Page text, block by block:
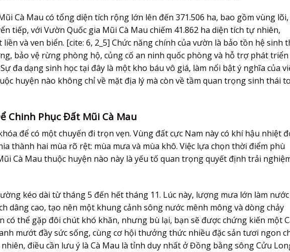
Cà Mau có tổng diện tích rộng lớn lên đến 371.506 ha, bao gồm vùng lõi,
tiếp, với Vườn Quốc gia Mũi Cà Mau chiếm 41.862 ha diện tích tự nhiên,
và ven biển. [cite: 6, 2_5] Chức năng chính của vườn là bảo tồn hệ sinh
bảo vệ rừng phòng hộ, củng cố an ninh quốc phòng và hỗ trợ phát triển
đa dạng sinh học tại đây là một kho báu vô giá, làm nổi bật ý nghĩa của
huyện nào không chỉ về mặt địa lý mà còn về tầm quan trọng sinh thái
Chinh Phục Đất Mũi Cà Mau
để có một chuyến đi trọn vẹn. Vùng đất cực Nam này có khí hậu nhiệt
thành hai mùa rõ rệt: mùa mưa và mùa khô. Việc lựa chọn thời điểm phù
Cà Mau thuộc huyện nào này là yếu tố quan trọng quyết định trải
kéo dài từ tháng 5 đến hết tháng 11. Lúc này, lượng mưa lớn làm nước
dâng cao, tạo nên một khung cảnh sông nước mênh mông và dòng chảy
có thể gặp đôi chút khó khăn, nhưng bù lại, bạn sẽ được chứng kiến một
mướt đầy sức sống, cùng cơ hội thưởng thức nhiều đặc sản tươi ngon
điều cần lưu ý là Cà Mau là tỉnh duy nhất ở Đồng bằng sông Cửu